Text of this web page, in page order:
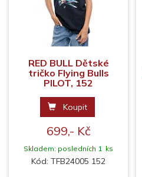
RED BULL Dětské
tričko Flying Bulls
PILOT, 152
Koupit
699,- Kč
Skladem: posledních 1 ks
Kód: TFB24005 152